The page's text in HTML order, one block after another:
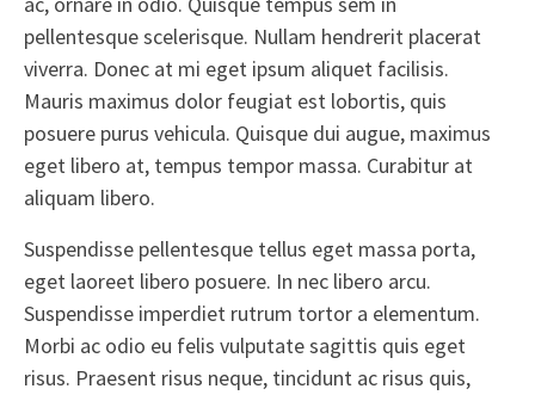
pellentesque scelerisque. Nullam hendrerit placerat
viverra. Donec at mi eget ipsum aliquet facilisis.
Mauris maximus dolor feugiat est lobortis, quis
posuere purus vehicula. Quisque dui augue, maximus
eget libero at, tempus tempor massa. Curabitur at
aliquam libero.
Suspendisse pellentesque tellus eget massa porta,
eget laoreet libero posuere. In nec libero arcu.
Suspendisse imperdiet rutrum tortor a elementum.
Morbi ac odio eu felis vulputate sagittis quis eget
risus. Praesent risus neque, tincidunt ac risus quis,